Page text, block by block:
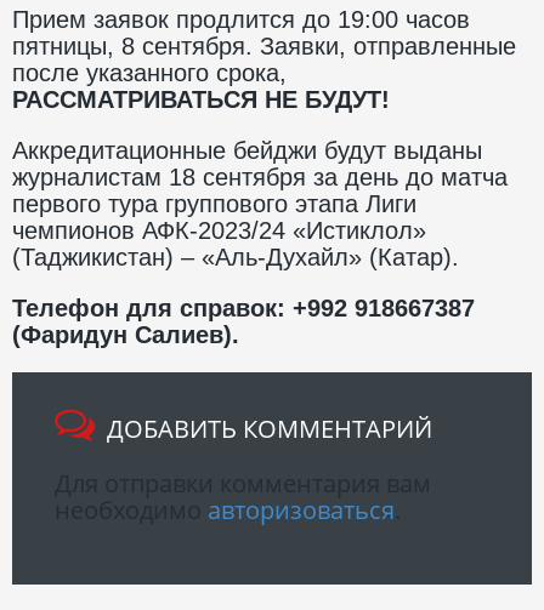
Прием заявок продлится до 19:00 часов
пятницы, 8 сентября. Заявки, отправленные
после указанного срока,
РАССМАТРИВАТЬСЯ НЕ БУДУТ!
Аккредитационные бейджи будут выданы
журналистам 18 сентября за день до матча
первого тура группового этапа Лиги
чемпионов АФК-2023/24 «Истиклол»
(Таджикистан) – «Аль-Духайл» (Катар).
Телефон для справок: +992 918667387
(Фаридун Салиев).
ДОБАВИТЬ КОММЕНТАРИЙ
авторизоваться